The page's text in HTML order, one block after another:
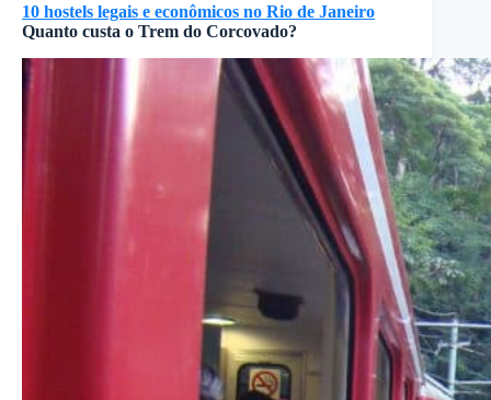
10 hostels legais e econômicos no Rio de Janeiro
Quanto custa o Trem do Corcovado?